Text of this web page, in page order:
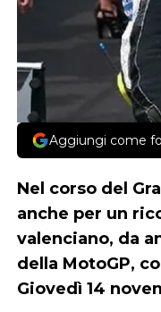
Aggiungi come
Nel corso del
anche per un
valenciano, da
della MotoGP,
Giovedì 14